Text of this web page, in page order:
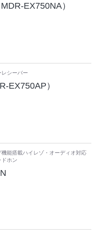
EX750NA）
シーバー
EX750AP）
機能搭載ハイレゾ・オーディオ対応
ドホン